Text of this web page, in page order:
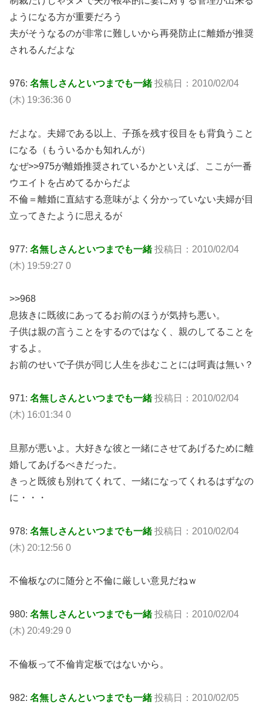
ようになる方が重要だろう
夫がそうなるのが非常に難しいから再発防止に離婚が推奨
されるんだよな
976: 名無しさんといつまでも一緒投稿日：2010/02/04
(木) 19:36:36 0
だよな。夫婦である以上、子孫を残す役目をも背負うこと
になる（もういるかも知れんが）
なぜ>>975が離婚推奨されているかといえば、ここが一番
ウエイトを占めてるからだよ
不倫＝離婚に直結する意味がよく分かっていない夫婦が目
立ってきたように思えるが
977: 名無しさんといつまでも一緒投稿日：2010/02/04
(木) 19:59:27 0
>>968
息抜きに既彼にあってるお前のほうが気持ち悪い。
子供は親の言うことをするのではなく、親のしてることを
するよ。
お前のせいで子供が同じ人生を歩むことには呵責は無い？
971: 名無しさんといつまでも一緒投稿日：2010/02/04
(木) 16:01:34 0
旦那が悪いよ。大好きな彼と一緒にさせてあげるために離
婚してあげるべきだった。
きっと既彼も別れてくれて、一緒になってくれるはずなの
に・・・
978: 名無しさんといつまでも一緒投稿日：2010/02/04
(木) 20:12:56 0
不倫板なのに随分と不倫に厳しい意見だねｗ
980: 名無しさんといつまでも一緒投稿日：2010/02/04
(木) 20:49:29 0
不倫板って不倫肯定板ではないから。
982: 名無しさんといつまでも一緒投稿日：2010/02/05